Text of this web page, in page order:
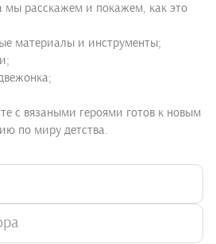
мы расскажем и покажем, как это
материалы и инструменты;
с вязаными героями готов к новым
по миру детства.